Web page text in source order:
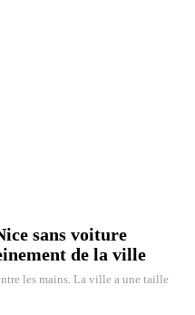
sans voiture
de la ville
les mains. La ville a une taille